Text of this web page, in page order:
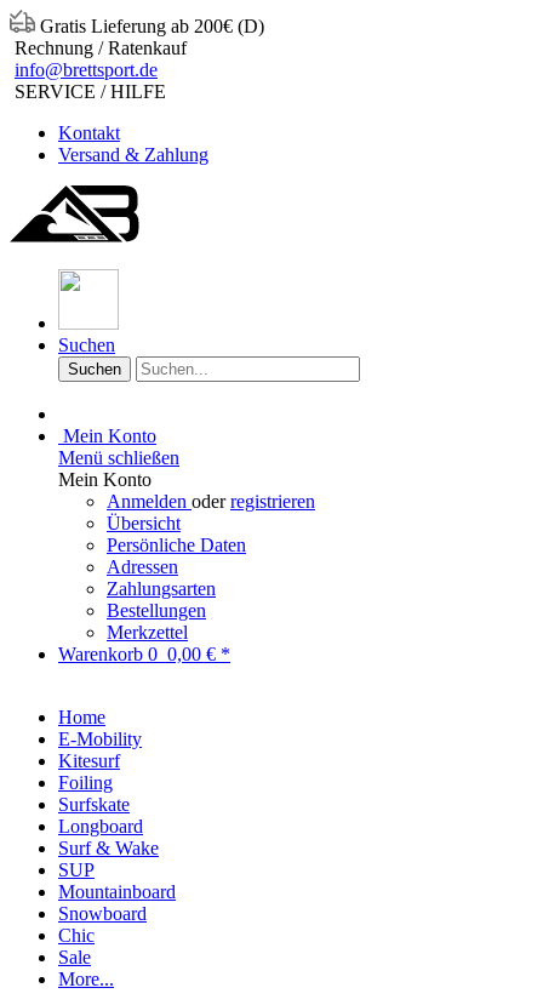
Gratis Lieferung ab 200€ (D)
Rechnung / Ratenkauf
info@brettsport.de
SERVICE / HILFE
Kontakt
Versand & Zahlung
Suchen
Suchen
Mein Konto
Menü schließen
Mein Konto
Anmelden oderregistrieren
Übersicht
Persönliche Daten
Adressen
Zahlungsarten
Bestellungen
Merkzettel
Warenkorb 0 0,00 € *
Home
E-Mobility
Kitesurf
Foiling
Surfskate
Longboard
Surf & Wake
SUP
Mountainboard
Snowboard
Chic
Sale
More...